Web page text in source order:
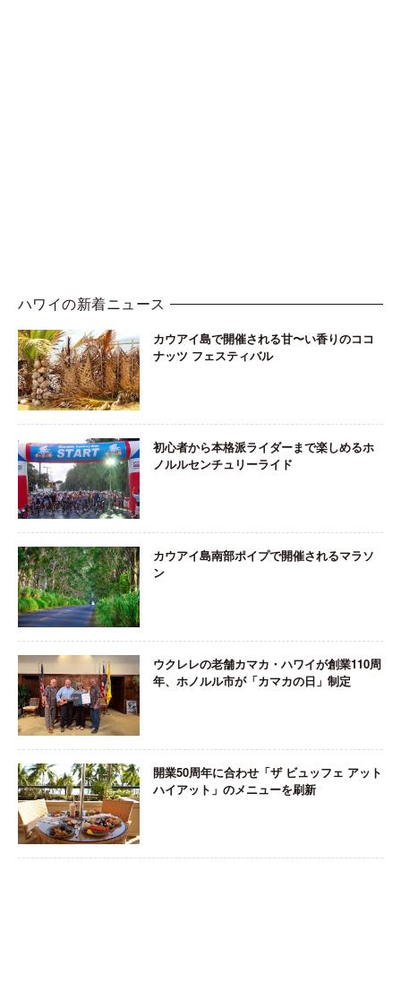
ハワイの新着ニュース
カウアイ島で開催される甘〜い香りのココ
ナッツ フェスティバル
初心者から本格派ライダーまで楽しめるホ
ノルルセンチュリーライド
カウアイ島南部ポイプで開催されるマラソ
ン
ウクレレの老舗カマカ・ハワイが創業110周
年、ホノルル市が「カマカの日」制定
開業50周年に合わせ「ザ ビュッフェ アット
ハイアット」のメニューを刷新